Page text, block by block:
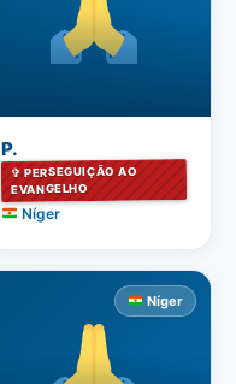
P.
✞ PERSEGUIÇÃO AO
EVANGELHO
Níger
Níger